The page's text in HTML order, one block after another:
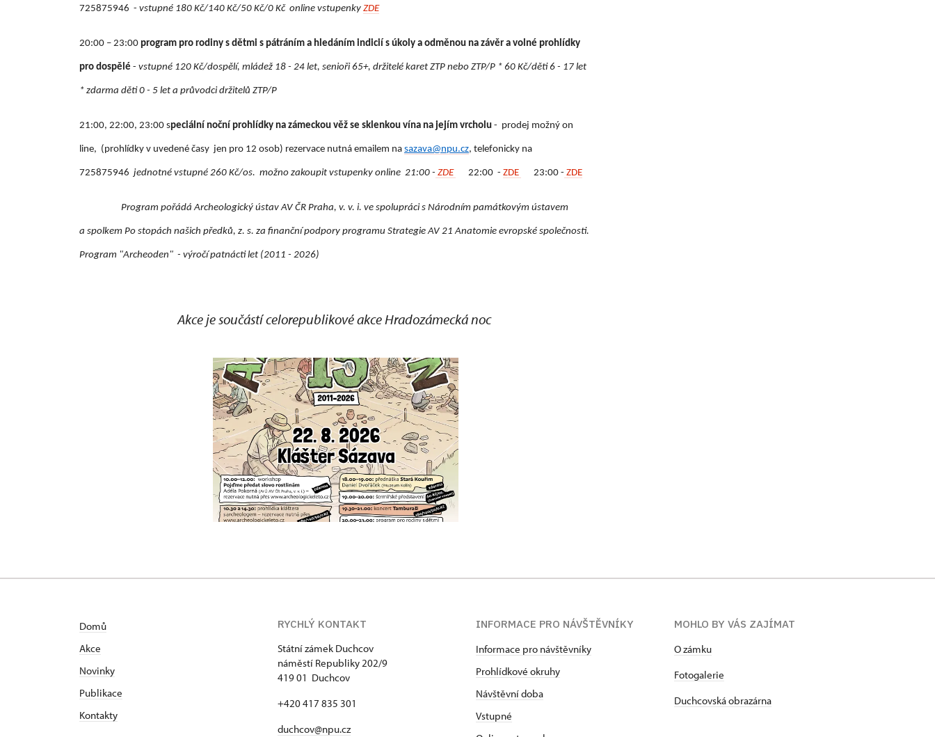
725875946 - vstupné 180 Kč/140 Kč/50 Kč/0 Kč online vstupenky ZDE
20:00 – 23:00 program pro rodiny s dětmi s pátráním a hledáním indicií s úkoly a odměnou na závěr a volné prohlídky
pro dospělé - vstupné 120 Kč/dospělí, mládež 18 - 24 let, senioři 65+, držitelé karet ZTP nebo ZTP/P * 60 Kč/děti 6 - 17 let
* zdarma děti 0 - 5 let a průvodci držitelů ZTP/P
21:00, 22:00, 23:00 speciální noční prohlídky na zámeckou věž se sklenkou vína na jejím vrcholu - prodej možný on
line, (prohlídky v uvedené časy jen pro 12 osob) rezervace nutná emailem na sazava@npu.cz, telefonicky na
725875946 jednotné vstupné 260 Kč/os. možno zakoupit vstupenky online 21:00 - ZDE 22:00 - ZDE 23:00 - ZDE
Program pořádá Archeologický ústav AV ČR Praha, v. v. i. ve spolupráci s Národním památkovým ústavem
a spolkem Po stopách našich předků, z. s. za finanční podpory programu Strategie AV 21 Anatomie evropské společnosti.
Program "Archeoden" - výročí patnácti let (2011 - 2026)
Akce je součástí celorepublikové akce Hradozámecká noc
Domů
Akce
Novinky
Publikace
Kontakty
RYCHLÝ KONTAKT
Státní zámek Duchcov
náměstí Republiky 202/9
419 01 Duchcov
+420 417 835 301
duchcov@npu.cz
INFORMACE PRO NÁVŠTĚVNÍKY
Informace pro návštěvníky
Prohlídkové okruhy
Návštěvní doba
Vstupné
MOHLO BY VÁS ZAJÍMAT
O zámku
Fotogalerie
Duchcovská obrazárna